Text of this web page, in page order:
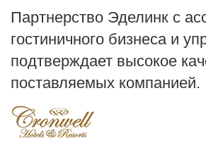
Партнерство Эделинк с
гостиничного бизнеса и
подтверждает высокое
поставляемых компанией.